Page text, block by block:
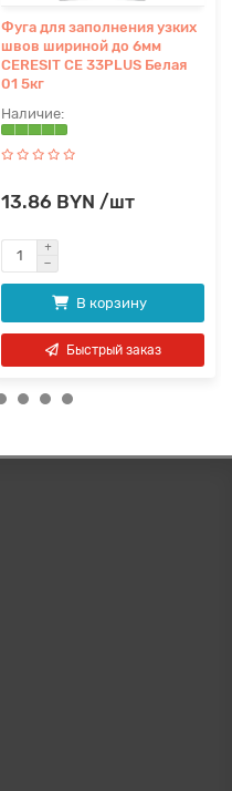
Фуга для заполнения узких
швов шириной до 6мм
CERESIT CE 33PLUS Белая
01 5кг
13.86 BYN /шт
В корзину
Быстрый заказ